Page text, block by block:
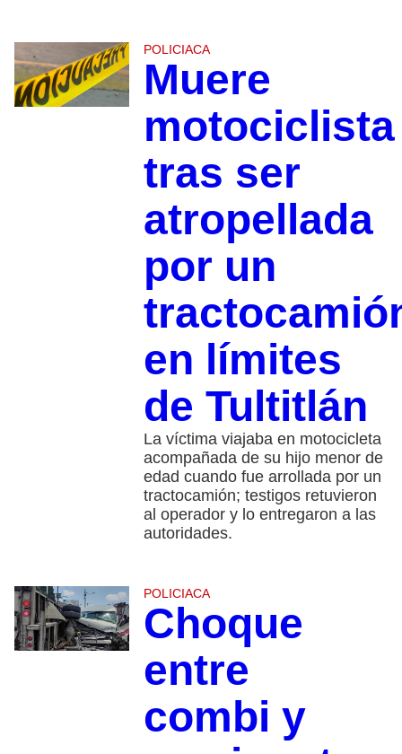
POLICIACA
Muere
motociclista
tras ser
atropellada
por un
en límites
de Tultitlán
La víctima viajaba en motocicleta
acompañada de su hijo menor de
edad cuando fue arrollada por un
tractocamión; testigos retuvieron
al operador y lo entregaron a las
autoridades.
POLICIACA
Choque
entre
combi y